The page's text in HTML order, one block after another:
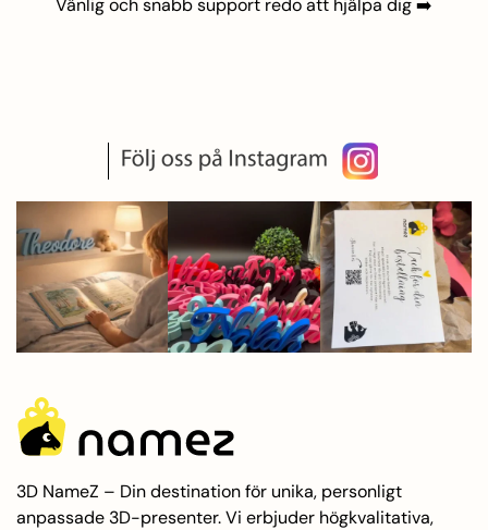
3D NameZ – Din destination för unika, personligt
anpassade 3D-presenter. Vi erbjuder högkvalitativa,